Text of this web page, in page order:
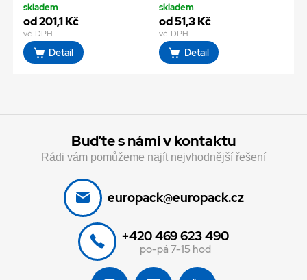
skladem
od 201,1 Kč
vč. DPH
Detail
skladem
od 51,3 Kč
vč. DPH
Detail
Buďte s námi v kontaktu
Rádi vám pomůžeme najít nejvhodnější řešení
europack@europack.cz
+420 469 623 490
po-pá 7-15 hod